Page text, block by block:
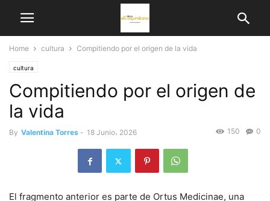
Home cultura Compitiendo por el origen de la vida
cultura
Compitiendo por el origen de
la vida
By Valentina Torres - 18 Junio، 2026 0
150
El fragmento anterior es parte de Ortus Medicinae, una